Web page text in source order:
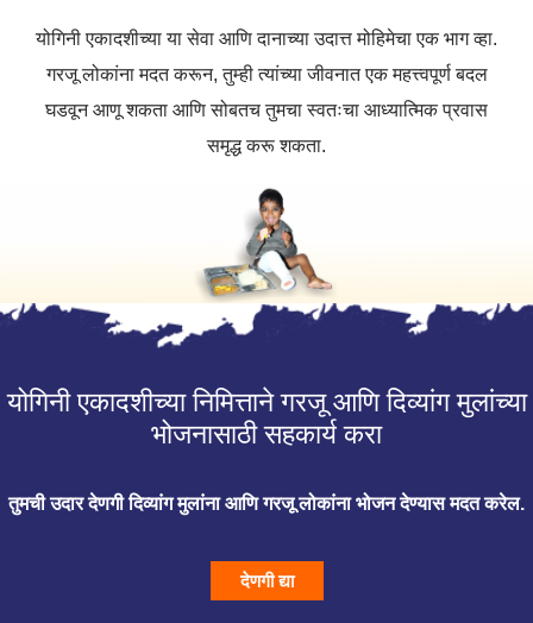
योगिनी एकादशीच्या या सेवा आणि दानाच्या उदात्त मोहिमेचा एक भाग व्हा.
गरजू लोकांना मदत करून, तुम्ही त्यांच्या जीवनात एक महत्त्वपूर्ण बदल
घडवून आणू शकता आणि सोबतच तुमचा स्वतःचा आध्यात्मिक प्रवास
समृद्ध करू शकता.
योगिनी एकादशीच्या निमित्ताने गरजू आणि दिव्यांग मुलांच्या
भोजनासाठी सहकार्य करा
तुमची उदार देणगी दिव्यांग मुलांना आणि गरजू लोकांना भोजन देण्यास मदत करेल.
देणगी द्या